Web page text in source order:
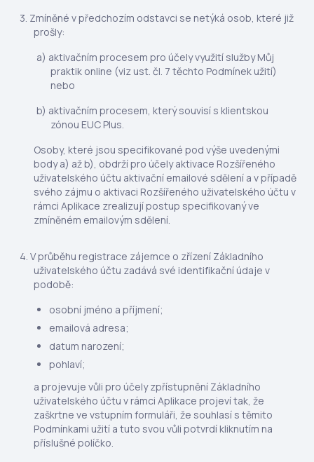
Zmíněné v předchozím odstavci se netýká osob, které již
prošly:
aktivačním procesem pro účely využití služby Můj
praktik online (viz ust. čl. 7 těchto Podmínek užití)
nebo
aktivačním procesem, který souvisí s klientskou
zónou EUC Plus.
Osoby, které jsou specifikované pod výše uvedenými
body a) až b), obdrží pro účely aktivace Rozšířeného
uživatelského účtu aktivační emailové sdělení a v případě
svého zájmu o aktivaci Rozšířeného uživatelského účtu v
rámci Aplikace zrealizují postup specifikovaný ve
zmíněném emailovým sdělení.
V průběhu registrace zájemce o zřízení Základního
uživatelského účtu zadává své identifikační údaje v
podobě:
osobní jméno a příjmení;
emailová adresa;
datum narození;
pohlaví;
a projevuje vůli pro účely zpřístupnění Základního
uživatelského účtu v rámci Aplikace projeví tak, že
zaškrtne ve vstupním formuláři, že souhlasí s těmito
Podmínkami užití a tuto svou vůli potvrdí kliknutím na
příslušné políčko.